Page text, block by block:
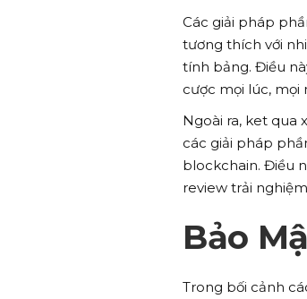
Các giải pháp
tương thích với
tính bảng. Điều
cược mọi lúc, mọi
Ngoài ra, ket qua
các giải pháp
blockchain. Điều
review trải
Bảo
Trong bối cảnh